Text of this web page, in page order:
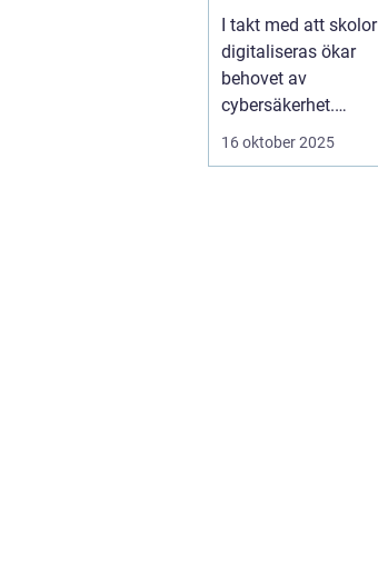
skyddar sina
data
I takt med att skolor
digitaliseras ökar
behovet av
cybersäkerhet.
Elever och lärare ...
16 oktober 2025